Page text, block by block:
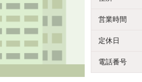
営業時間
定休日
電話番号